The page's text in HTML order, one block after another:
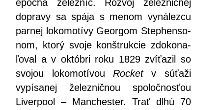
epo­cha želez­níc. Roz­voj želez­nič­nej
dopra­vy sa spá­ja s menom vyná­lez­cu
par­nej loko­mo­tí­vy Geor­gom Step­hen­so­
nom, kto­rý svo­je kon­štruk­cie zdo­ko­na­
ľo­val a v októb­ri roku 1829 zví­ťa­zil so
svo­jou loko­mo­tí­vouRoc­ketv súťa­ži
vypí­sa­nej želez­nič­nou spo­loč­nos­ťou
Liver­po­ol – Man­ches­ter. Trať dlhú 70